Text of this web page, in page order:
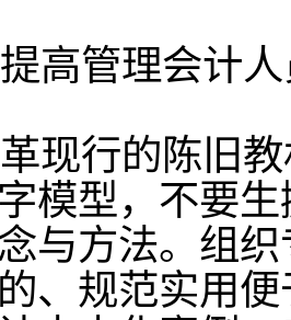
高管理会计人
现行的陈旧教
模型，不要
与方法。组
、规范实用